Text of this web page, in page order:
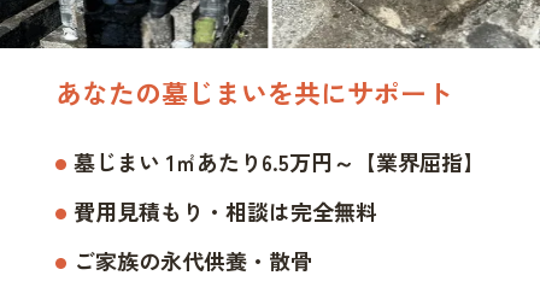
あなたの墓じまいを共にサポート
墓じまい 1㎡あたり6.5万円～【業界屈指】
費用見積もり・相談は完全無料
ご家族の永代供養・散骨